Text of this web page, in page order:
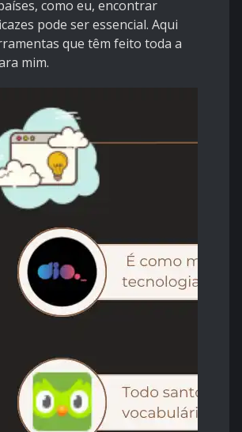
como eu, encontrar
pode ser essencial. Aqui
que têm feito toda a
mim.